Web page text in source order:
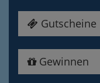
Gutscheine
Gewinnen